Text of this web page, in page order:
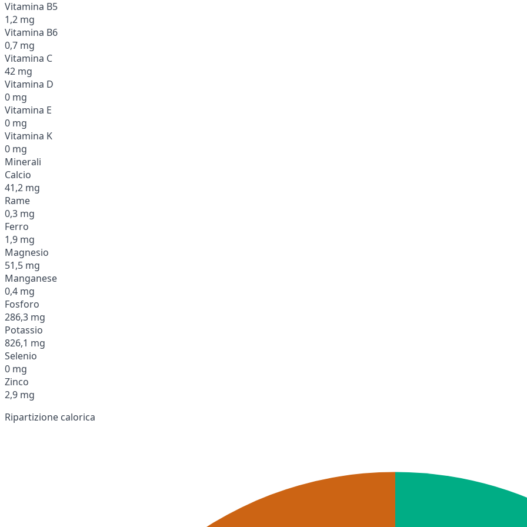
Vitamina B5
1,2 mg
Vitamina B6
0,7 mg
Vitamina C
42 mg
Vitamina D
0 mg
Vitamina E
0 mg
Vitamina K
0 mg
Minerali
Calcio
41,2 mg
Rame
0,3 mg
Ferro
1,9 mg
Magnesio
51,5 mg
Manganese
0,4 mg
Fosforo
286,3 mg
Potassio
826,1 mg
Selenio
0 mg
Zinco
2,9 mg
Ripartizione calorica